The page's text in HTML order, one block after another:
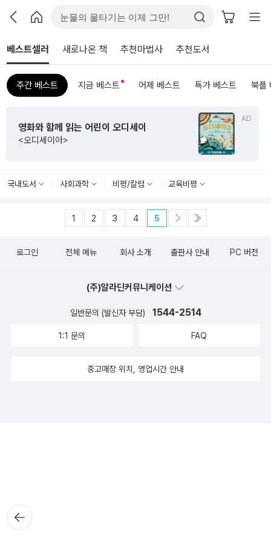
베스트셀러 새로나온 책 추천마법사 추천도서
주간 베스트 지금 베스트 어제 베스트 특가 베스트 북플
AD
영화와 함께 읽는 어린이 오디세이
<오디세이아>
국내도서 사회과학 비평/칼럼 교육비평
1 2 3 4 5
뒤로가
기
로그인 전체 메뉴 회사 소개 출판사 안내 PC 버전
(주)알라딘커뮤니케이션
일반문의 (발신자 부담) 1544-2514
1:1 문의 FAQ
중고매장 위치, 영업시간 안내